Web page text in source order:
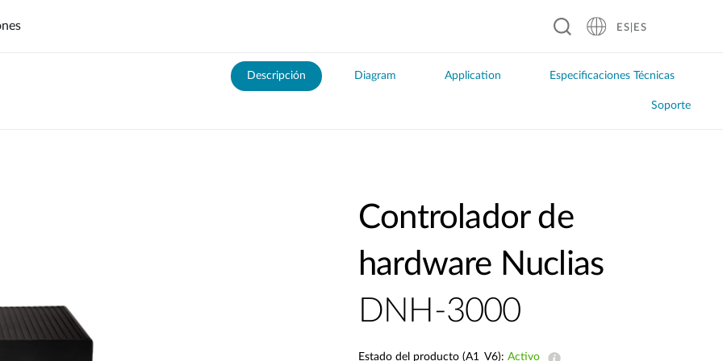
ES|ES
Software DNC-100
Descripción Diagram Application Especificaciones Técnicas
Soporte
Controlador de
hardware Nuclias
DNH-3000
Estado del producto (A1_V6): Activo